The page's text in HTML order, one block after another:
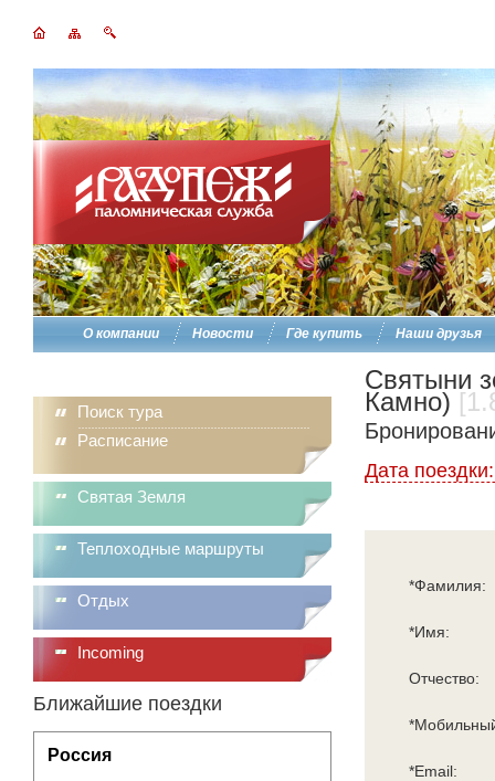
О компании Новости Где купить Наши друзья
Поиск тура
Расписание
Святая Земля
Теплоходные маршруты
Отдых
Incoming
Ближайшие поездки
Россия
Святыни
Камно)
Дата
*Фамилия:
*Имя:
Отчество:
*Email: